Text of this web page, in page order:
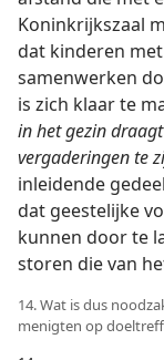
Koninkrijkszaal
dat kinderen
samenwerken
is zich klaar te
in het gezin
vergaderingen te
inleidende
dat geestelijke
kunnen door te
storen die van
14. Wat is dus
menigten op